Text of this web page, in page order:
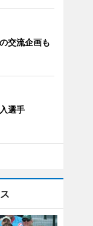
交流企画も
選手